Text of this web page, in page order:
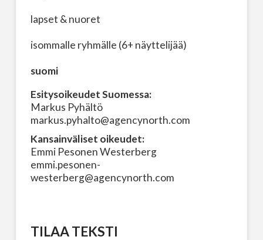
lapset & nuoret
isommalle ryhmälle (6+ näyttelijää)
suomi
Esitysoikeudet Suomessa:
Markus Pyhältö
markus.pyhalto@agencynorth.com
Kansainväliset oikeudet:
Emmi Pesonen Westerberg
emmi.pesonen-
westerberg@agencynorth.com
TILAA TEKSTI